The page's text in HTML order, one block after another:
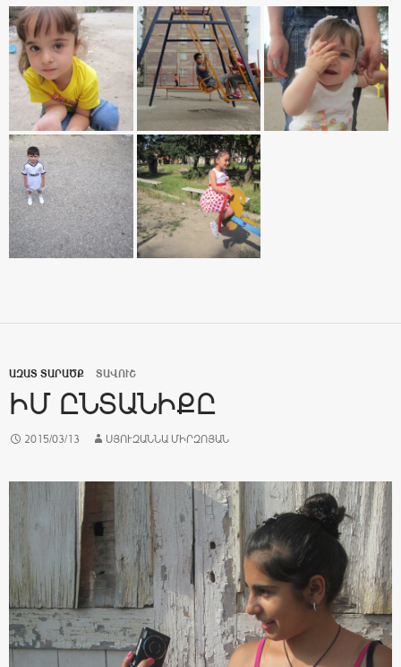
ԱԶԱՏ ՏԱՐԱԾՔ ՏԱՎՈՒՇ
ԻՄ ԸՆՏԱՆԻՔԸ
2015/03/13 ՍՅՈՒԶԱՆՆԱ ՄԻՐԶՈՅԱՆ